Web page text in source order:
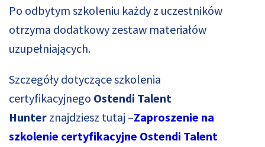
Po odbytym szkoleniu każdy z uczestników
otrzyma dodatkowy zestaw materiałów
uzupełniających.
Szczegóły dotyczące szkolenia
certyfikacyjnego Ostendi Talent
Hunter znajdziesz tutaj –Zaproszenie na
szkolenie certyfikacyjne Ostendi Talent